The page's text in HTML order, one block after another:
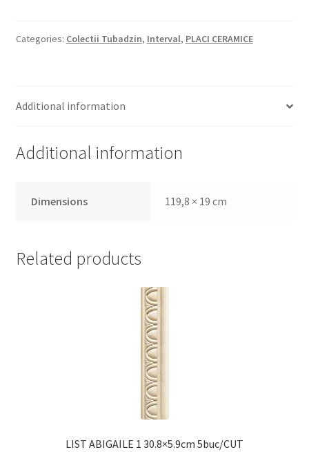
Politică de confidențialitate
Magazin
Categories: Colectii Tubadzin, Interval, PLACI CERAMICE
Additional information
Additional information
Dimensions 119,8 × 19 cm
Related products
LIST ABIGAILE 1 30.8×5.9cm 5buc/CUT